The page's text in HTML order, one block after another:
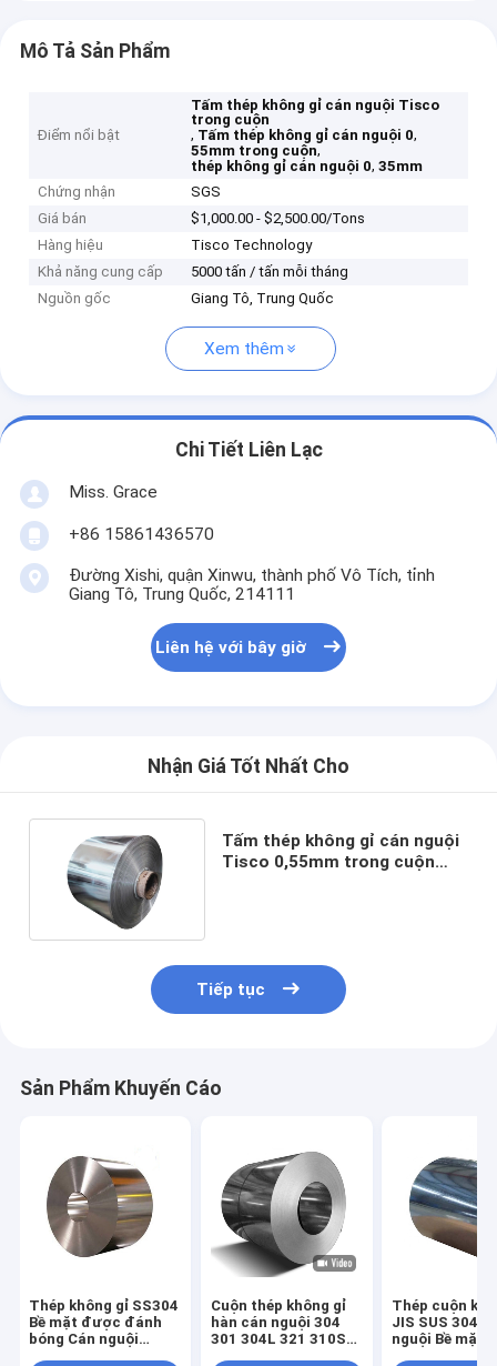
Mô Tả Sản Phẩm
Điểm nổi bật
Tấm thép không gỉ cán nguội Tisco
trong cuộn
, Tấm thép không gỉ cán nguội 0,
55mm trong cuộn,
thép không gỉ cán nguội 0,35mm
Chứng nhận
SGS
Giá bán
$1,000.00 - $2,500.00/Tons
Hàng hiệu
Tisco Technology
Khả năng cung cấp
5000 tấn / tấn mỗi tháng
Nguồn gốc
Giang Tô, Trung Quốc
Xem thêm
Chi Tiết Liên Lạc
Miss. Grace
+86 15861436570
Đường Xishi, quận Xinwu, thành phố Vô Tích, tỉnh
Giang Tô, Trung Quốc, 214111
Liên hệ với bây giờ
Nhận Giá Tốt Nhất Cho
Tấm thép không gỉ cán nguội
Tisco 0,55mm trong cuộn
Tiếp tục
Sản Phẩm Khuyến Cáo
Thép không gỉ SS304
Bề mặt được đánh
bóng Cán nguội
Cuộn thép không gỉ
hàn cán nguội 304
301 304L 321 310S
Thép cuộn
JIS SUS 304
nguội Bề mặt